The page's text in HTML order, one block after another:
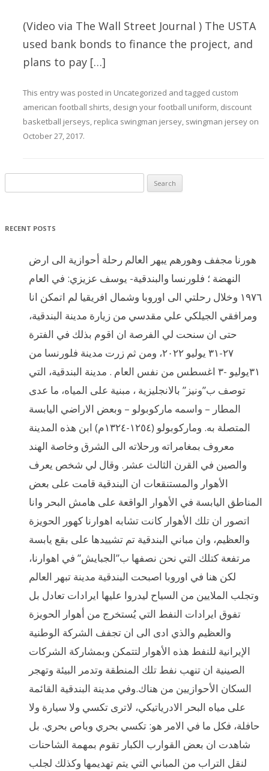
(Video via The Wall Street Journal ) The USTA
used bank bonds to finance the project, and
plans to pay […]
This entry was posted in Uncategorized and tagged custom
american football shirts, design your football uniform, discount
basketball jerseys, replica swingman jersey, swingman jersey on
October 27, 2017.
RECENT POSTS
هورنا مجفف وهورهم يبهر العالم رحلة أحوازية الى ارض
النهضة ؛ فلورنسا والبندقية- يوسف عزيزي: في العام
١٩٧٦ وخلال رحلتي الى اوروبا وشمال افريقيا لم اتمكن انا
ومرافقي الجيلكي علي مقدسي من زيارة مدينة البندقية،
حتى ان سنحت لي الفرصة ان اقوم بذلك في الفترة
٢٧-٣١ يوليو ٢٠٢٢، ومن ثم زرت مدينة فلورنسا من
٣١يوليو -٣ اغسطس من نفس العام . مدينة البندقية، التي
توصف ب”ونيز” بالانجليزية ، مبنية على المياه، ما عدى
المطار – واسمه ماركوبولو – وبعض الاراضي اليابسة
المتصلة به. وماركوبولو (١٢٥٤-١٣٢٤م) ابن هذه المدينة
معروف بمغامراته ورحلاته الى الشرق وخاصة الهند
والصين في القرن الثالث عشر. وقال لي شخص يعرف
الأهوار والمستنقعات ان البندقية قامت على بعض
المناطق اليابسة في الأهوار الواقعة على هامش البحر وانا
اتصور ان تلك الأهوار كانت تشابه اهوارنا كهور الحويزة
والعظيم، وان مباني البندقية تم تشييدها على بقع يابسة
مرتفعة كتلك التي نحن نصفها ب”الجبايش” في اهوارنا،
لكن هنا في اوروبا اصبحت البندقية مدينة تبهر العالم
وتجلب الملايين من السياح ليدروا عليها ايرادات تعادل بل
تفوق ايرادات النفط التي يُستخرج من أهوار الحويزة
والعظيم والذي ادى الى ان تجفف الشركة الوطنية
الإيرانية للنفط هذه الأهوار لتتمكن وبمشاركة الشركات
الصينية ان تنهب نفط تلك المنطقة وتدمر البيئة وتهجر
السكان الأحوازيين من هناك.وفي مدينة البندقية القائمة
على مياه البحر الادرياتيكي، لاترى تكسي ولا سيارة ولا
حافلة، فكل ما في الامر هو: تكسي بحري وباص بحري. بل
شاهدت ان بعض القوارب الكبار تقوم بمهمة الشاحنات
لنقل التراب من المباني التي يتم تهديمها وكذلك لجلب